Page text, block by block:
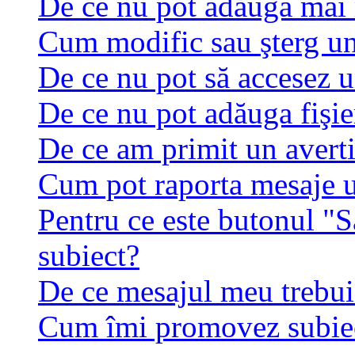
Cum modific sau şterg
De ce nu pot să accesez
De ce nu pot adăuga
De ce am primit un
Cum pot raporta mesaje
Pentru ce este butonul
subiect?
De ce mesajul meu
Cum îmi promovez